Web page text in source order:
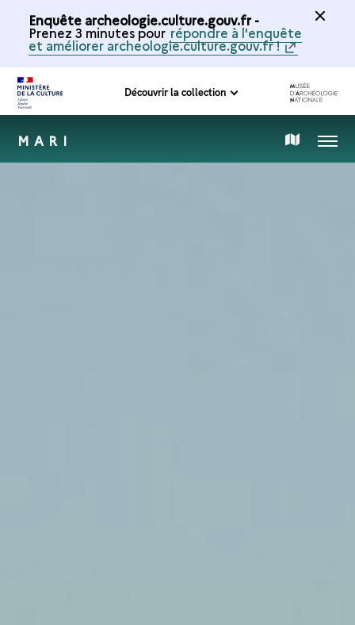
Enquête archeologie.culture.gouv.fr -
Prenez 3 minutes pour répondre à l'enquête
et améliorer archeologie.culture.gouv.fr !
Découvrir la collection
MARI CARTE MENU